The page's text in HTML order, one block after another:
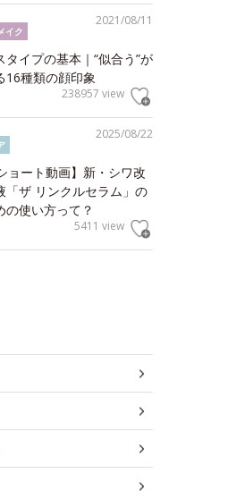
2021/08/11
イク
タイプの基本｜“似合う”が
16種類の顔印象
238957 view
2025/08/22
ョート動画】新・シワ改
「ザ リンクルセラム」の
の使い方って？
5411 view